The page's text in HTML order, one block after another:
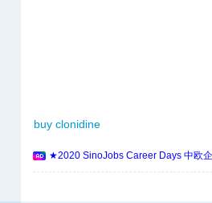
buy clonidine
★2020 SinoJobs Career Days 中欧